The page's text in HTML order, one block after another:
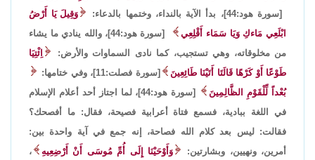
[سورة هود:44]، بدأ الآية بالنداء، وختمها بالدعاء:
وَقِيلَ يَا أَرْضُ
ابْلَعِي مَاءكِ وَيَا سَمَاء أَقْلِعِي
[سورة هود:44]،
والله ينادي ما يشاء
من مخلوقاته، وهي تستجيب، كما نادى السماوات والأرض:
اِئْتِيَا
طَوْعًا أَوْ كَرْهًا قَالَتَا أَتَيْنَا طَائِعِينَ
[سورة فصلت:11]، وفي ختامها:
بُعْداً لِّلْقَوْمِ الظَّالِمِينَ
[سورة هود:44]، لما اجتاز أحد أعلام الإسلام
في اللغة ببادية، فسمع فتاة أعرابية فصيحة، فقال: ما أفصحك؟
فقالت: ليس بعد كلام الله فصاحة، إنه جمع في آية واحدة بين:
أمرين، ونهيين، وبشارتين:
وَأَوْحَيْنَا إِلَى أُمِّ مُوسَى أَنْ أَرْضِعِيهِ
،